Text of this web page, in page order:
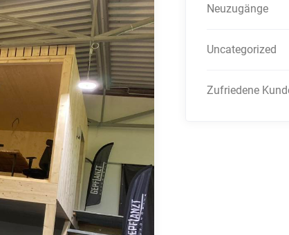
Neuzugänge
Uncategorized
Zufriedene